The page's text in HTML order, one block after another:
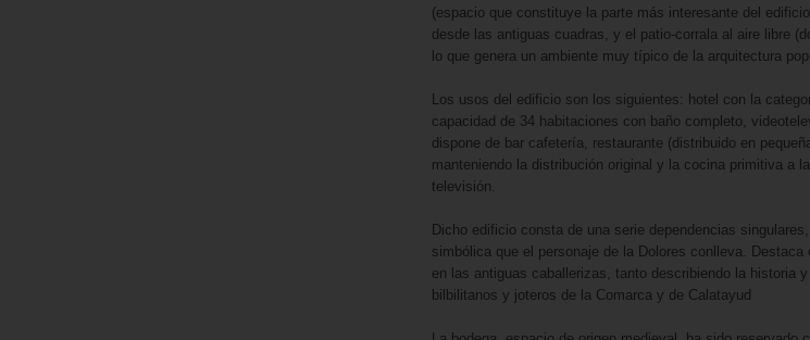
(espacio que constituye la parte más interesante del
desde las antiguas cuadras, y el patio-corrala al aire libre
lo que genera un ambiente muy típico de la arquitectura
Los usos del edificio son los siguientes: hotel con la
capacidad de 34 habitaciones con baño completo,
dispone de bar cafetería, restaurante (distribuido en
manteniendo la distribución original y la cocina primitiva a
televisión.
Dicho edificio consta de una serie dependencias
simbólica que el personaje de la Dolores conlleva.
en las antiguas caballerizas, tanto describiendo la historia
bilbilitanos y joteros de la Comarca y de Calatayud